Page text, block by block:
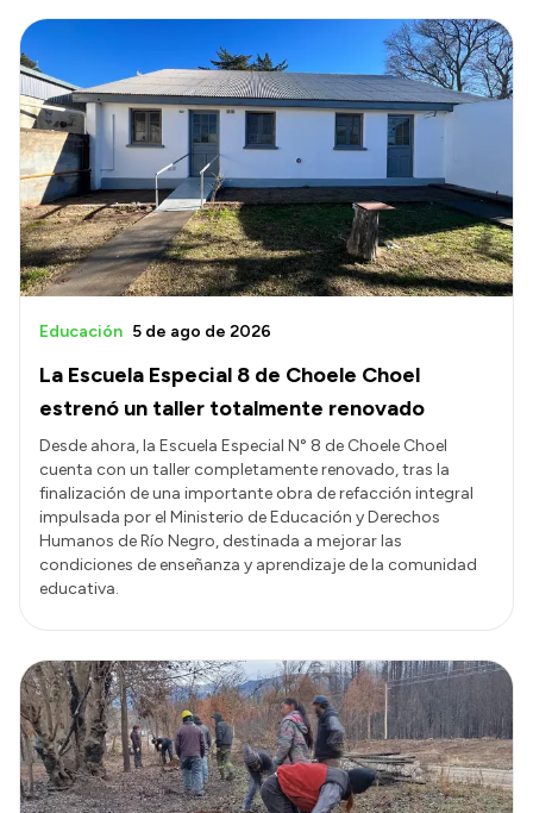
Referentes de prensa
Archivo de noticias
Transparencia
Presupuesto
Boletín Oficial
Compras y licitaciones
Consulta de expedientes
Convocatorias
Intranet
Login
La Escuela Especial 8 de Choele Choel
estrenó un taller totalmente renovado
Educación 5 de ago de 2026
Desde ahora, la Escuela Especial N° 8 de Choele Choel
cuenta con un taller completamente renovado, tras la
finalización de una importante obra de refacción integral
impulsada por el Ministerio de Educación y Derechos
Humanos de Río Negro, destinada a mejorar las
condiciones de enseñanza y aprendizaje de la comunidad
educativa.